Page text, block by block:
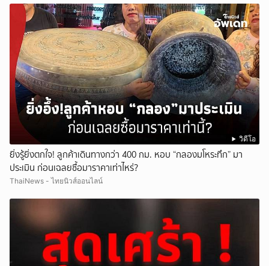
วิดีโอ
ยิ่งรู้ยิ่งตกใจ! ลูกค้าเดินทางกว่า 400 กม. หอบ “กลองมโหระทึก” มา
ประเมิน ก่อนเฉลยซื้อมาราคาเท่าไหร่?
ThaiNews - ไทยนิวส์ออนไลน์